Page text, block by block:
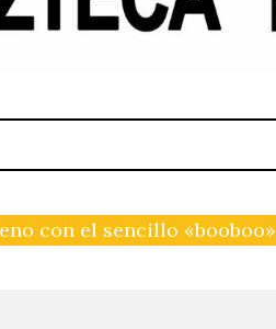
con el sencillo «booboo»